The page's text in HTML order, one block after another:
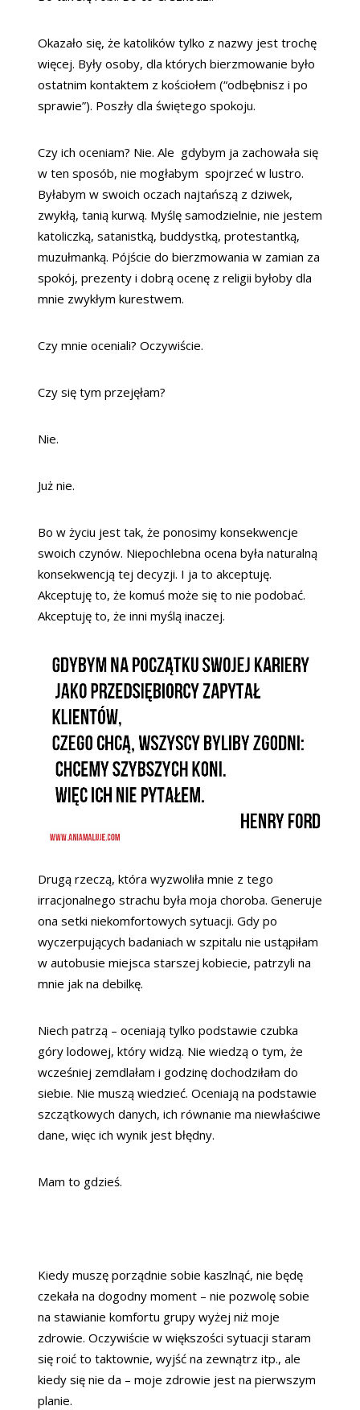
Okazało się, że katolików tylko z nazwy jest trochę
więcej. Były osoby, dla których bierzmowanie było
ostatnim kontaktem z kościołem (“odbębnisz i po
sprawie”). Poszły dla świętego spokoju.
Czy ich oceniam? Nie. Ale gdybym ja zachowała się
w ten sposób, nie mogłabym spojrzeć w lustro.
Byłabym w swoich oczach najtańszą z dziwek,
zwykłą, tanią kurwą. Myślę samodzielnie, nie jestem
katoliczką, satanistką, buddystką, protestantką,
muzułmanką. Pójście do bierzmowania w zamian za
spokój, prezenty i dobrą ocenę z religii byłoby dla
mnie zwykłym kurestwem.
Czy mnie oceniali? Oczywiście.
Czy się tym przejęłam?
Nie.
Już nie.
Bo w życiu jest tak, że ponosimy konsekwencje
swoich czynów. Niepochlebna ocena była naturalną
konsekwencją tej decyzji. I ja to akceptuję.
Akceptuję to, że komuś może się to nie podobać.
Akceptuję to, że inni myślą inaczej.
Drugą rzeczą, która wyzwoliła mnie z tego
irracjonalnego strachu była moja choroba. Generuje
ona setki niekomfortowych sytuacji. Gdy po
wyczerpujących badaniach w szpitalu nie ustąpiłam
w autobusie miejsca starszej kobiecie, patrzyli na
mnie jak na debilkę.
Niech patrzą – oceniają tylko podstawie czubka
góry lodowej, który widzą. Nie wiedzą o tym, że
wcześniej zemdlałam i godzinę dochodziłam do
siebie. Nie muszą wiedzieć. Oceniają na podstawie
szczątkowych danych, ich równanie ma niewłaściwe
dane, więc ich wynik jest błędny.
Mam to gdzieś.
Kiedy muszę porządnie sobie kaszlnąć, nie będę
czekała na dogodny moment – nie pozwolę sobie
na stawianie komfortu grupy wyżej niż moje
zdrowie. Oczywiście w większości sytuacji staram
się roić to taktownie, wyjść na zewnątrz itp., ale
kiedy się nie da – moje zdrowie jest na pierwszym
planie.